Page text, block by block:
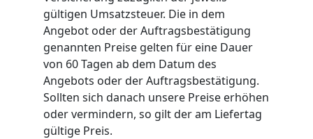
gültigen Umsatzsteuer. Die in dem
Angebot oder der Auftragsbestätigung
genannten Preise gelten für eine Dauer
von 60 Tagen ab dem Datum des
Angebots oder der Auftragsbestätigung.
Sollten sich danach unsere Preise erhöhen
oder vermindern, so gilt der am Liefertag
gültige Preis.